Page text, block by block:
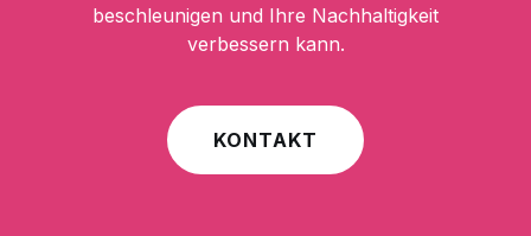
beschleunigen und Ihre Nachhaltigkeit
verbessern kann.
KONTAKT